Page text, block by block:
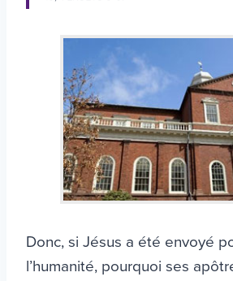
Donc, si Jésus a été envoyé
l’humanité, pourquoi ses